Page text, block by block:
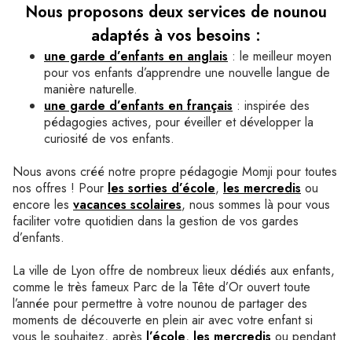
Nous proposons deux services de nounou
adaptés à vos besoins :
une garde d’enfants en anglais : le meilleur moyen
pour vos enfants d’apprendre une nouvelle langue de
manière naturelle.
une garde d’enfants en français : inspirée des
pédagogies actives, pour éveiller et développer la
curiosité de vos enfants.
Nous avons créé notre propre pédagogie Momji pour toutes
nos offres ! Pour les sorties d’école, les mercredis ou
encore les vacances scolaires, nous sommes là pour vous
faciliter votre quotidien dans la gestion de vos gardes
d’enfants.
La ville de Lyon offre de nombreux lieux dédiés aux enfants,
comme le très fameux Parc de la Tête d’Or ouvert toute
l’année pour permettre à votre nounou de partager des
moments de découverte en plein air avec votre enfant si